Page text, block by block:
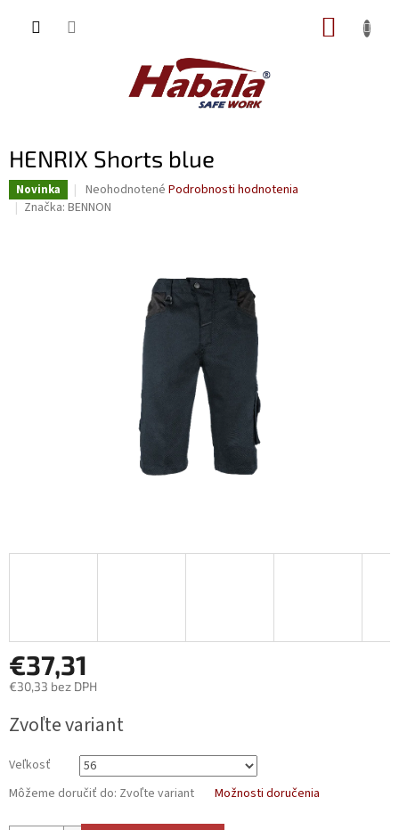
HENRIX Shorts blue
Novinka
Priemerné
hodnotenie
hviezdičiek.
Neohodnotené Podrobnosti hodnotenia
Značka: BENNON
€37,31
€30,33 bez DPH
cena:
Zvoľte variant
Veľkosť
Môžeme doručiť do: Zvoľte variant Možnosti doručenia